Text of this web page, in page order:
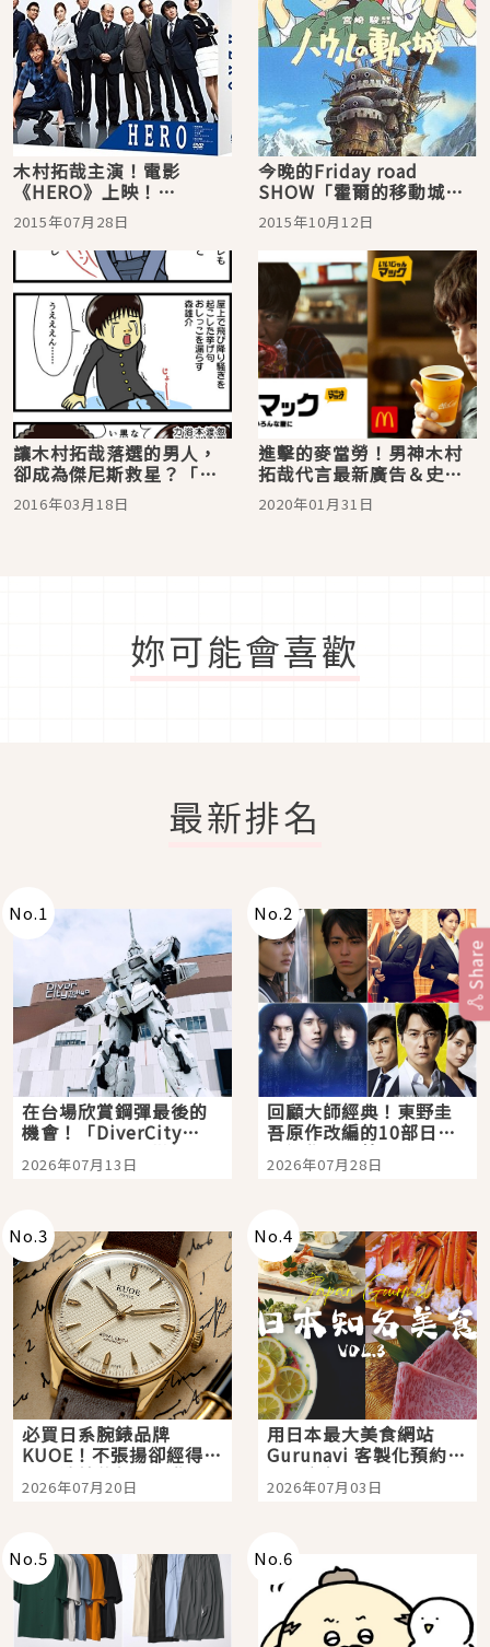
木村拓哉主演！電影
《HERO》上映！
《HERO》小知識錦集
2015年07月28日
今晚的Friday road
SHOW「霍爾的移動城
堡」：非木村拓哉獻聲不
可的理由
2015年10月12日
讓木村拓哉落選的男人，
卻成為傑尼斯救星？「金
八老師」幕後推手創造日
劇傳奇
2016年03月18日
進擊的麥當勞！男神木村
拓哉代言最新廣告＆史上
首發米漢堡2月初登場
2020年01月31日
妳可能會喜歡
最新排名
No.1
在台場欣賞鋼彈最後的
機會！「DiverCity
Tokyo Plaza」搭船、
購物、美食及夜景，一
2026年07月13日
No.2
回顧大師經典！東野圭
吾原作改編的10部日本
影視作品推薦
2026年07月28日
No.3
必買日系腕錶品牌
KUOE！不張揚卻經得起
時間洗鍊的經典之作五
選
2026年07月20日
No.4
用日本最大美食網站
Gurunavi 客製化預約九
大都市餐廳，打造專屬
美食體驗！
2026年07月03日
No.5 No.6
Share